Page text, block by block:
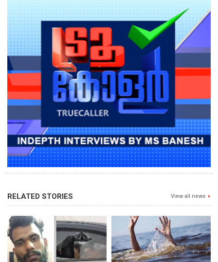
RELATED STORIES View all news